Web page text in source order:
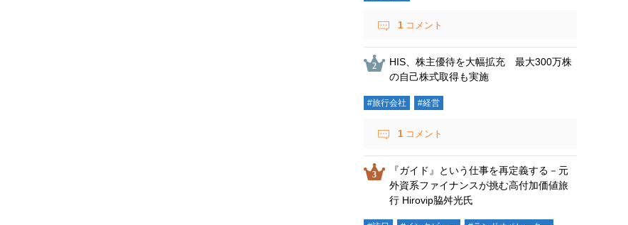
1 コメント
HIS、株主優待を大幅拡充 最大300万株
の自己株式取得も実施
#旅行会社 #経営
1 コメント
『ガイド』という仕事を再定義する－元
外資系ファイナンスが挑む高付加価値旅
行 Hirovip脇舛光氏